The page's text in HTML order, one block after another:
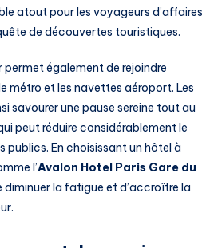
atout pour les voyageurs d’affaires
de découvertes touristiques.
permet également de rejoindre
métro et les navettes aéroport. Les
savourer une pause sereine tout au
peut réduire considérablement le
publics. En choisissant un hôtel à
l’Avalon Hotel Paris Gare du
diminuer la fatigue et d’accroître la